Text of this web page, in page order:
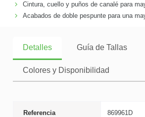
Cintura, cuello y puños de canalé para
Acabados de doble pespunte para una
Detalles Guía de Tallas
Colores y Disponibilidad
Referencia 869961D